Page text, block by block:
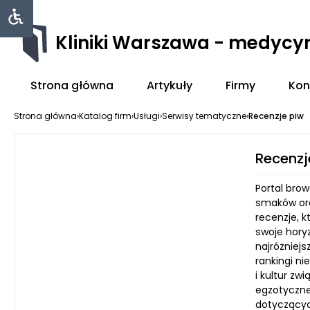
Kliniki Warszawa -
Strona główna Artykuły Firmy
Strona główna›Katalog firm›Usługi›Serwisy tematyczne›Recenzje piw
Portal
smaków
recenzje,
swoje
rankingi
i kultur